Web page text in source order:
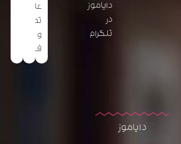
دایاموز
در
تلگرام
دایاموز